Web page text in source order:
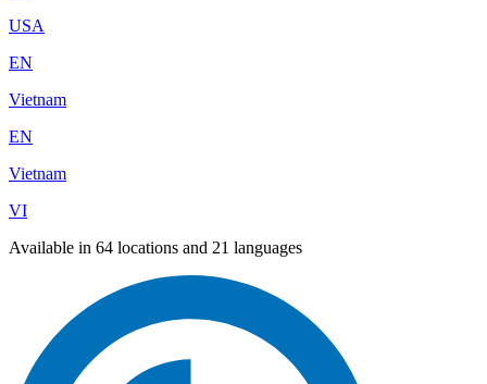
USA
EN
Vietnam
EN
Vietnam
VI
Available in 64 locations and 21 languages